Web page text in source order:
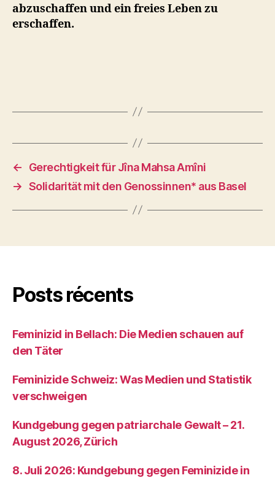
abzuschaffen und ein freies Leben zu
erschaffen.
←
Gerechtigkeit für Jîna Mahsa Amîni
→ Solidarität mit den Genossinnen* aus Basel
Posts récents
Feminizid in Bellach: Die Medien schauen auf
den Täter
Feminizide Schweiz: Was Medien und Statistik
verschweigen
Kundgebung gegen patriarchale Gewalt – 21.
August 2026, Zürich
8. Juli 2026: Kundgebung gegen Feminizide in